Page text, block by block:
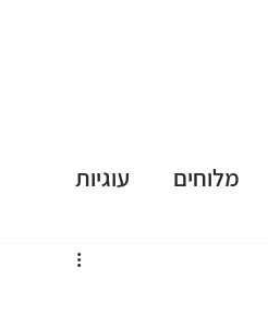
מלוחים עוגיות
ללא אפייה